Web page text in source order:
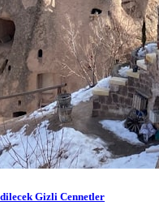
Gizli Cennetler